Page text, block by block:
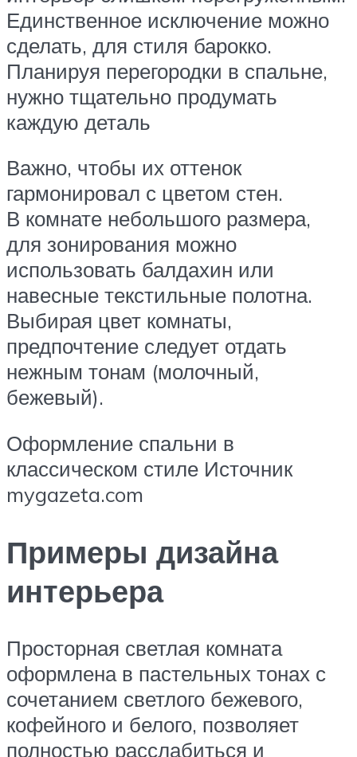
Единственное исключение можно
сделать, для стиля барокко.
Планируя перегородки в спальне,
нужно тщательно продумать
каждую деталь
Важно, чтобы их оттенок
гармонировал с цветом стен.
В комнате небольшого размера,
для зонирования можно
использовать балдахин или
навесные текстильные полотна.
Выбирая цвет комнаты,
предпочтение следует отдать
нежным тонам (молочный,
бежевый).
Оформление спальни в
классическом стиле Источник
mygazeta.com
Примеры дизайна
интерьера
Просторная светлая комната
оформлена в пастельных тонах с
сочетанием светлого бежевого,
кофейного и белого, позволяет
полностью расслабиться и